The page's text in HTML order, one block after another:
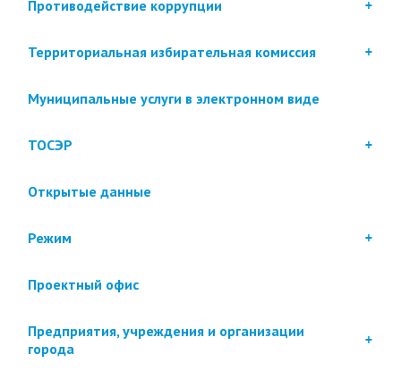
Противодействие коррупции
Территориальная избирательная комиссия
Муниципальные услуги в электронном виде
ТОСЭР
Открытые данные
Режим
Проектный офис
Предприятия, учреждения и организации
города